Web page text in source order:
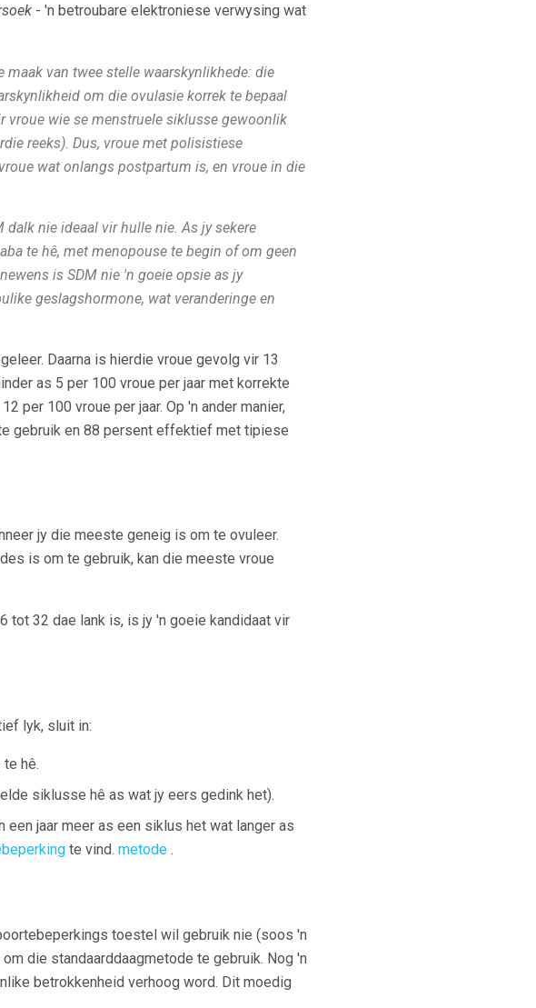
- 'n betroubare elektroniese verwysing wat
maak van twee stelle waarskynlikhede: die
om die ovulasie korrek te bepaal
vroue wie se menstruele siklusse gewoonlik
reeks). Dus, vroue met polisistiese
wat onlangs postpartum is, en vroue in die
nie ideaal vir hulle nie. As jy sekere
te hê, met menopouse te begin of om geen
is SDM nie 'n goeie opsie as jy
geslagshormone, wat veranderinge en
Daarna is hierdie vroue gevolg vir 13
as 5 per 100 vroue per jaar met korrekte
per 100 vroue per jaar. Op 'n ander manier,
gebruik en 88 persent effektief met tipiese
jy die meeste geneig is om te ovuleer.
is om te gebruik, kan die meeste vroue
tot 32 dae lank is, is jy 'n goeie kandidaat vir
lyk, sluit in:
hê.
siklusse hê as wat jy eers gedink het).
jaar meer as een siklus het wat langer as
te vind. metode .
toestel wil gebruik nie (soos 'n
die standaarddaagmetode te gebruik. Nog 'n
betrokkenheid verhoog word. Dit moedig